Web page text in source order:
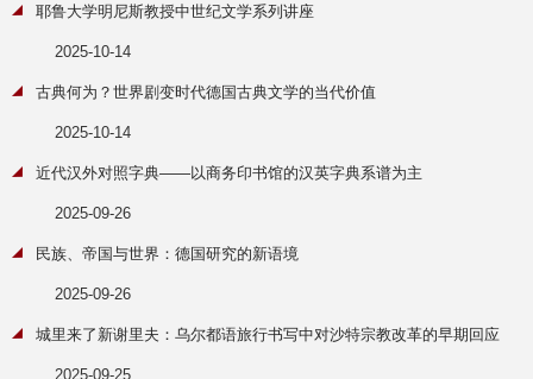
耶鲁大学明尼斯教授中世纪文学系列讲座
2025-10-14
古典何为？世界剧变时代德国古典文学的当代价值
2025-10-14
近代汉外对照字典——以商务印书馆的汉英字典系谱为主
2025-09-26
民族、帝国与世界：德国研究的新语境
2025-09-26
城里来了新谢里夫：乌尔都语旅行书写中对沙特宗教改革的早期回应
2025-09-25